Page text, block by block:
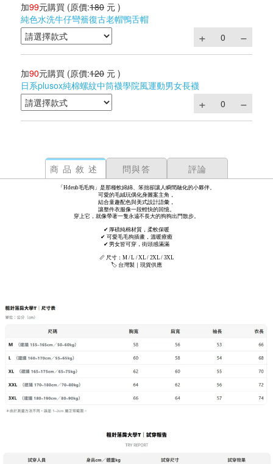
加99元購買 (原價:180 元 )
純色水洗牛仔彎簷復古老帽鴨舌帽
加90元購買 (原價:120 元 )
日系plusox純棉螺紋中筒襪學院風運動男女長襪
商品敘述 問與答 評論